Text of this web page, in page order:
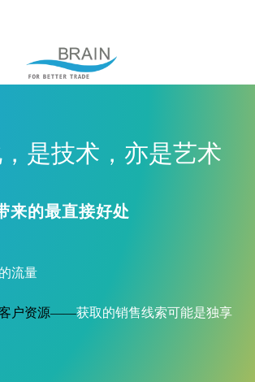
是技术，亦是艺术
来的最直接好处
流量
客户资源——获取的销售线索可能是独享